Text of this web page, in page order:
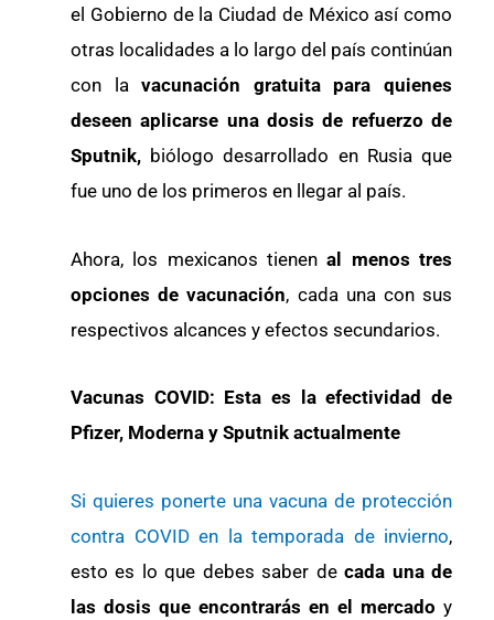
el Gobierno de la Ciudad de México así como
otras localidades a lo largo del país continúan
con lavacunación gratuita para quienes
deseen aplicarse una dosis de refuerzo de
Sputnik, biólogo desarrollado en Rusia que
fue uno de los primeros en llegar al país.
Ahora, los mexicanos tienenal menos tres
opciones de vacunación, cada una con sus
respectivos alcances y efectos secundarios.
Vacunas COVID: Esta es la efectividad de
Pfizer, Moderna y Sputnik actualmente
Si quieres ponerte una vacuna de protección
contra COVID en la temporada de invierno,
esto es lo que debes saber decada una de
las dosis que encontrarás en el mercado y